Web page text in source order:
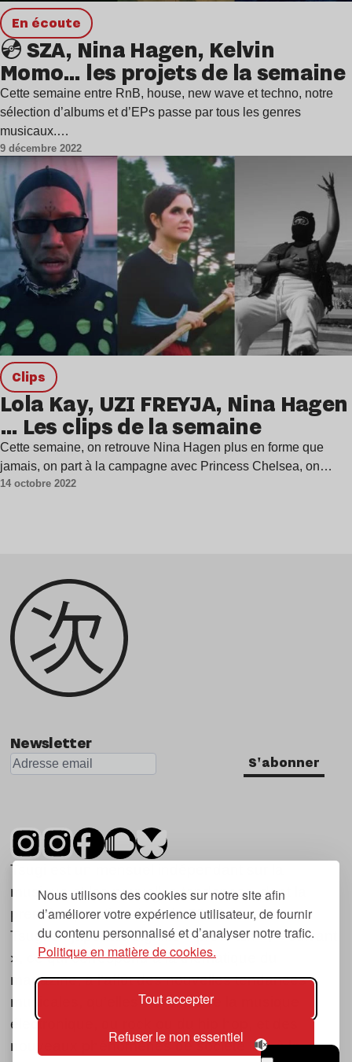
Nous utilisons des cookies sur notre site afin
d’améliorer votre expérience utilisateur, de fournir
du contenu personnalisé et d’analyser notre trafic.
Politique en matière de cookies.
Tout accepter
Refuser le non essentiel
en écoute
💿 SZA, Nina Hagen, Kelvin
Momo… les projets de la semaine
Cette semaine entre RnB, house, new wave et techno, notre
sélection d’albums et d’EPs passe par tous les genres
musicaux.…
9 décembre 2022
clips
Lola Kay, UZI FREYJA, Nina Hagen
… Les clips de la semaine
Cette semaine, on retrouve Nina Hagen plus en forme que
jamais, on part à la campagne avec Princess Chelsea, on…
14 octobre 2022
Newsletter
S'abonner
Tsugi est un mensuel indépendant sur la
musique et les nouvelles tendances, dont la
première parution date de 2007.
Tsugi en japonais signifie « prochain », « suivant
», ce qui correspond à la thématique du
magazine, à l’affût des nouvelles tendances
musicales, qu’elles viennent de la musique
électronique, du rock ou du hip hop, et des
nouveaux phénomènes de société liés à la